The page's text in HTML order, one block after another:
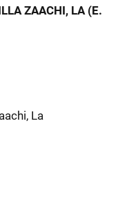
ZAACHI, LA (E.
La